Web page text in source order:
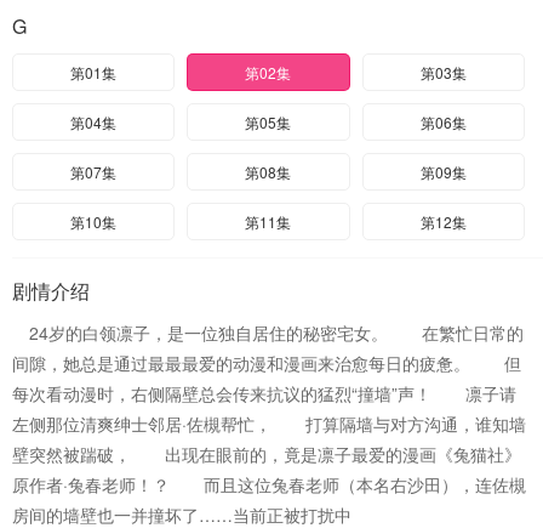
G
第01集 第02集 第03集
第04集 第05集 第06集
第07集 第08集 第09集
第10集 第11集 第12集
剧情介绍
24岁的白领凛子，是一位独自居住的秘密宅女。 在繁忙日常的
间隙，她总是通过最最最爱的动漫和漫画来治愈每日的疲惫。 但
每次看动漫时，右侧隔壁总会传来抗议的猛烈“撞墙”声！ 凛子请
左侧那位清爽绅士邻居·佐槻帮忙， 打算隔墙与对方沟通，谁知墙
壁突然被踹破， 出现在眼前的，竟是凛子最爱的漫画《兔猫社》
原作者·兔春老师！？ 而且这位兔春老师（本名右沙田），连佐槻
房间的墙壁也一并撞坏了……当前正被打扰中